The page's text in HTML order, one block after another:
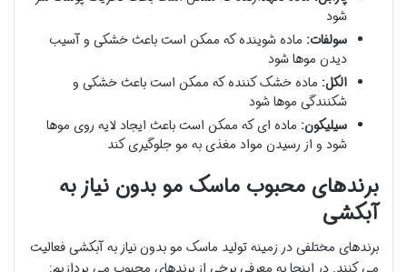
شود
سولفات: ماده شوینده که ممکن است باعث خشکی و آسیب
دیدن موها شود
الکل: ماده خشک کننده که ممکن است باعث خشکی و
شکنندگی موها شود
سیلیکون: ماده ای که ممکن است باعث ایجاد لایه روی موها
شود و از رسیدن مواد مغذی به مو جلوگیری کند
برندهای محبوب ماسک مو بدون نیاز به
آبکشی
برندهای مختلفی در زمینه تولید ماسک مو بدون نیاز به آبکشی فعالیت